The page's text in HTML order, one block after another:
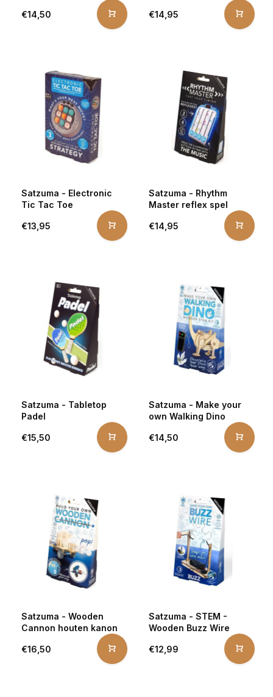
€14,50 €14,95
Satzuma - Electronic
Tic Tac Toe
€13,95
Satzuma - Rhythm
Master reflex spel
€14,95
Satzuma - Tabletop
Padel
€15,50
Satzuma - Make your
own Walking Dino
€14,50
Satzuma - Wooden
Cannon houten kanon
€16,50
Satzuma - STEM -
Wooden Buzz Wire
€12,99